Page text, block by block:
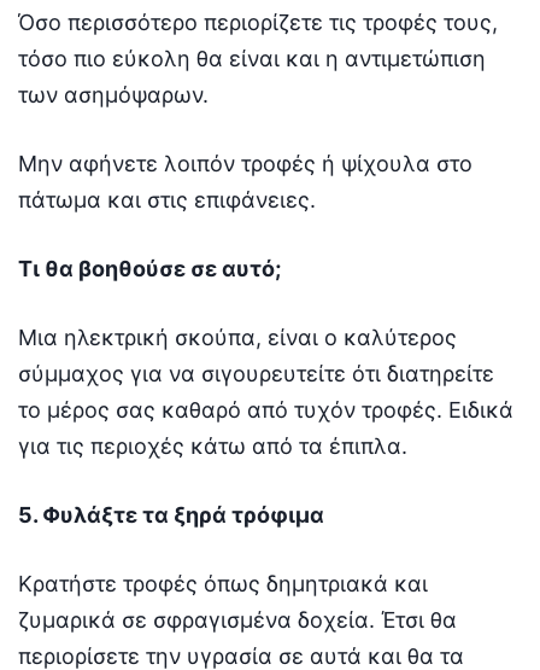
Όσο περισσότερο περιορίζετε τις τροφές τους,
τόσο πιο εύκολη θα είναι και η αντιμετώπιση
των ασημόψαρων.
Μην αφήνετε λοιπόν τροφές ή ψίχουλα στο
πάτωμα και στις επιφάνειες.
Τι θα βοηθούσε σε αυτό;
Μια ηλεκτρική σκούπα, είναι ο καλύτερος
σύμμαχος για να σιγουρευτείτε ότι διατηρείτε
το μέρος σας καθαρό από τυχόν τροφές. Ειδικά
για τις περιοχές κάτω από τα έπιπλα.
5. Φυλάξτε τα ξηρά τρόφιμα
Κρατήστε τροφές όπως δημητριακά και
ζυμαρικά σε σφραγισμένα δοχεία. Έτσι θα
περιορίσετε την υγρασία σε αυτά και θα τα